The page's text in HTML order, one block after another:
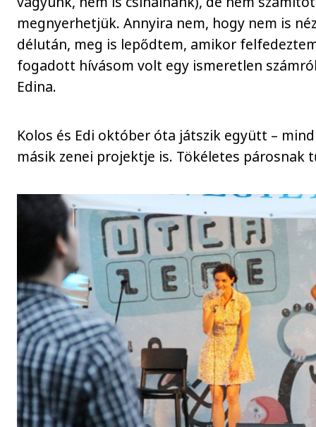
megnyerhetjük. Annyira nem, hogy nem is
délután, meg is lepődtem, amikor
fogadott hívásom volt egy ismeretlen
Edina.
Kolos és Edi október óta játszik együtt –
másik zenei projektje is. Tökéletes párosnak